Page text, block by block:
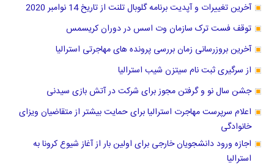
آخرین تغییرات و آپدیت برنامه گلوبال تلنت از تاریخ 14 نوامبر 2020
توقف فست ترک سازمان وت اسس در دوران کریسمس
آخرین بروزرسانی زمان بررسی پرونده های مهاجرتی استرالیا
از سرگیری ثبت نام سیتزن شیب استرالیا
جشن سال نو و ‌گرفتن مجوز برای شرکت در آتش بازی سیدنی
اعلام سرپرست مهاجرت استرالیا برای حمایت بیشتر از متقاضیان ویزای
خانوادگی
اجازه ورود دانشجویان خارجی برای اولین بار از آغاز شیوع کرونا به
استرالیا